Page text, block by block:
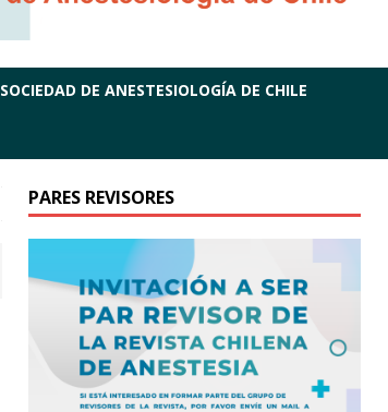
SOCIEDAD DE ANESTESIOLOGÍA DE CHILE
PARES REVISORES